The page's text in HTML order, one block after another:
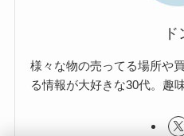
ド
様々な物の売ってる場所や
る情報が大好きな30代。趣